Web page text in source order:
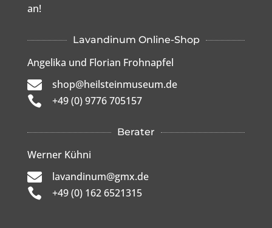
an!
Lavandinum Online-Shop
Angelika und Florian Frohnapfel
 shop@heilsteinmuseum.de
 +49 (0) 9776 705157
Berater
Werner Kühni
 lavandinum@gmx.de
 +49 (0) 162 6521315